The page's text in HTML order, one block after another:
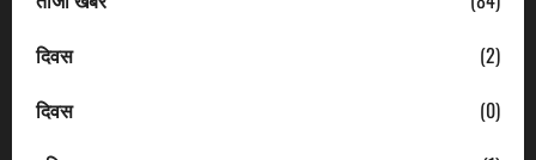
दिवस
(2)
दिवस
(0)